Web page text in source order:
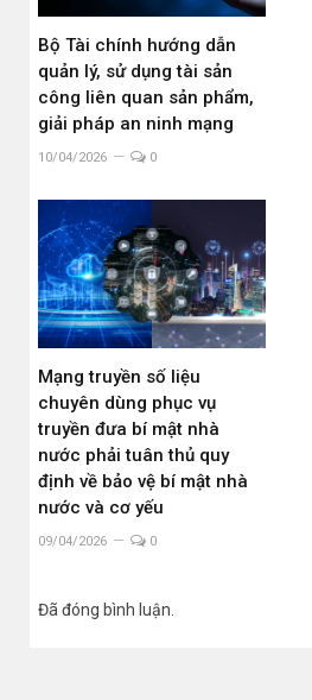
Bộ Tài chính hướng dẫn
quản lý, sử dụng tài sản
công liên quan sản phẩm,
giải pháp an ninh mạng
10/04/2026 0
Mạng truyền số liệu
chuyên dùng phục vụ
truyền đưa bí mật nhà
nước phải tuân thủ quy
định về bảo vệ bí mật nhà
nước và cơ yếu
09/04/2026 0
Đã đóng bình luận.